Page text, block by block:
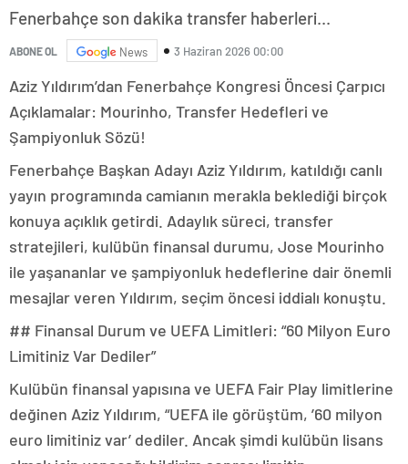
Fenerbahçe son dakika transfer haberleri...
ABONE OL News 3 Haziran 2026 00:00
Aziz Yıldırım’dan Fenerbahçe Kongresi Öncesi Çarpıcı
Açıklamalar: Mourinho, Transfer Hedefleri ve
Şampiyonluk Sözü!
Fenerbahçe Başkan Adayı Aziz Yıldırım, katıldığı canlı
yayın programında camianın merakla beklediği birçok
konuya açıklık getirdi. Adaylık süreci, transfer
stratejileri, kulübün finansal durumu, Jose Mourinho
ile yaşananlar ve şampiyonluk hedeflerine dair önemli
mesajlar veren Yıldırım, seçim öncesi iddialı konuştu.
## Finansal Durum ve UEFA Limitleri: “60 Milyon Euro
Limitiniz Var Dediler”
Kulübün finansal yapısına ve UEFA Fair Play limitlerine
değinen Aziz Yıldırım, “UEFA ile görüştüm, ’60 milyon
euro limitiniz var’ dediler. Ancak şimdi kulübün lisans